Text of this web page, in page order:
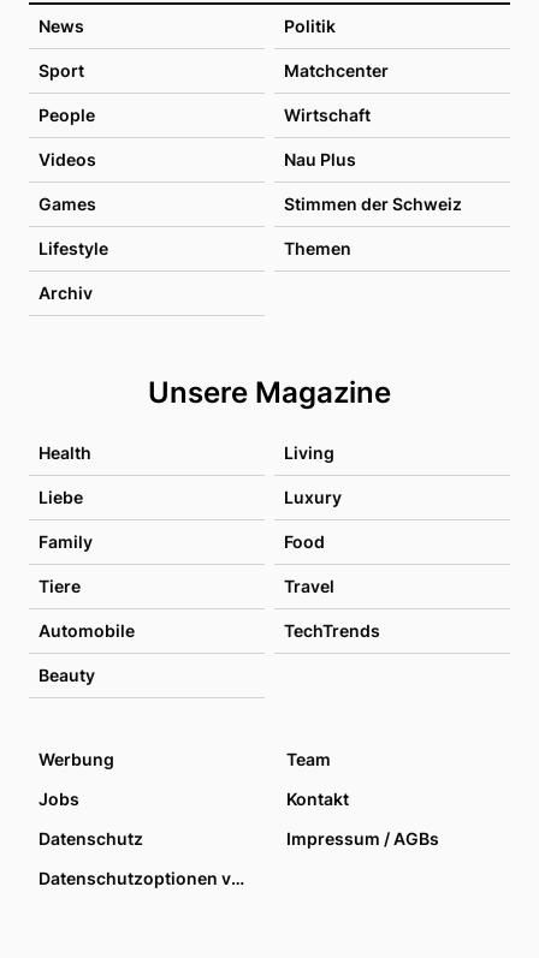
News Politik
Sport Matchcenter
People Wirtschaft
Videos Nau Plus
Games Stimmen der Schweiz
Lifestyle Themen
Archiv
Unsere Magazine
Health Living
Liebe Luxury
Family Food
Tiere Travel
Automobile TechTrends
Beauty
Werbung
Team
Jobs
Kontakt
Datenschutz
Impressum / AGBs
Datenschutzoptionen verwalten